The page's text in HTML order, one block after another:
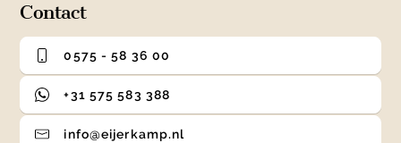
Contact
0575 - 58 36 00
+31 575 583 388
info@eijerkamp.nl